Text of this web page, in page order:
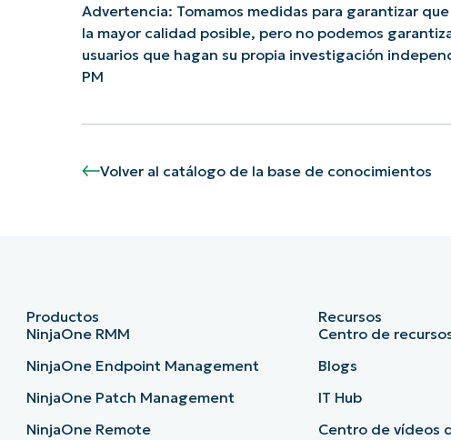
Advertencia: Tomamos medidas para garantizar
la mayor calidad posible, pero no podemos
usuarios que hagan su propia investigación
PM
Volver al catálogo de la base de conocimientos
Productos
NinjaOne RMM
NinjaOne Endpoint Management
NinjaOne Patch Management
NinjaOne Remote
Recursos
Centro de
Blogs
IT Hub
Centro de vídeos